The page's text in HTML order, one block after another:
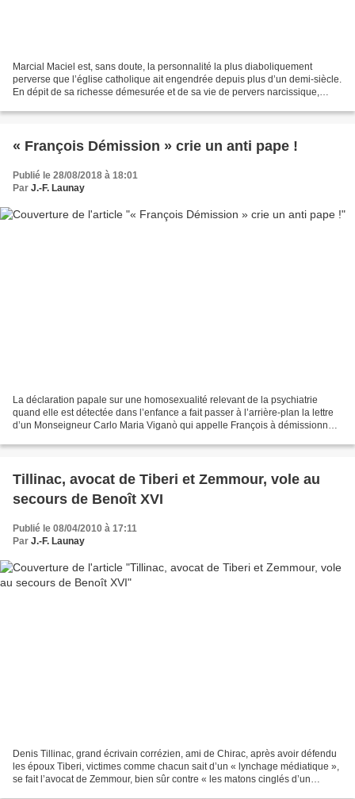
Marcial Maciel est, sans doute, la personnalité la plus diaboliquement
perverse que l’église catholique ait engendrée depuis plus d’un demi-siècle.
En dépit de sa richesse démesurée et de sa vie de pervers narcissique,
« François Démission » crie un anti pape !
Publié le 28/08/2018 à 18:01
Par J.-F. Launay
La déclaration papale sur une homosexualité relevant de la psychiatrie
quand elle est détectée dans l’enfance a fait passer à l’arrière-plan la lettre
d’un Monseigneur Carlo Maria Viganò qui appelle François à démissionner.
Tillinac, avocat de Tiberi et Zemmour, vole au
secours de Benoît XVI
Publié le 08/04/2010 à 17:11
Par J.-F. Launay
Denis Tillinac, grand écrivain corrézien, ami de Chirac, après avoir défendu
les époux Tiberi, victimes comme chacun sait d’un « lynchage médiatique »,
se fait l’avocat de Zemmour, bien sûr contre « les matons cinglés d’un